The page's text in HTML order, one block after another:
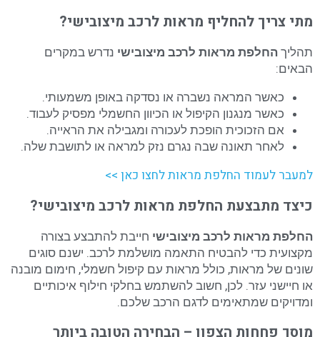
מתי צריך להחליף מראות לרכב מיצובישי?
תהליך החלפת מראות לרכב מיצובישי נדרש במקרים
הבאים:
כאשר המראה נשברה או נסדקה באופן משמעותי.
כאשר מנגנון הקיפול או הכיוון החשמלי מפסיק לעבוד.
אם הזכוכית הופכת לעכורה ומגבילה את הראייה.
לאחר תאונה שבה נגרם נזק למראה או לתושבת שלה.
למעבר לעמוד החלפת מראות לחצו כאן >>
כיצד מתבצעת החלפת מראות לרכב מיצובישי?
החלפת מראות לרכב מיצובישי חייבת להתבצע בצורה
מקצועית כדי להבטיח התאמה מושלמת לרכב. ישנם סוגים
שונים של מראות, כולל מראות עם קיפול חשמלי, חימום מובנה
או חיישני עזר. לכן, חשוב להשתמש בחלקי חילוף איכותיים
ומדויקים שמתאימים לדגם הרכב שלכם.
מוסך פחחות הצפון – הבחירה הטובה ביותר